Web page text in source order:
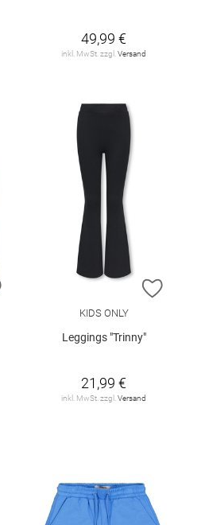
49,99 €
inkl. MwSt. zzgl. Versand
ZUR WUNSCHLISTE HINZUFÜGEN
ZUR
KIDS ONLY
Leggings "Trinny"
21,99 €
inkl. MwSt. zzgl. Versand